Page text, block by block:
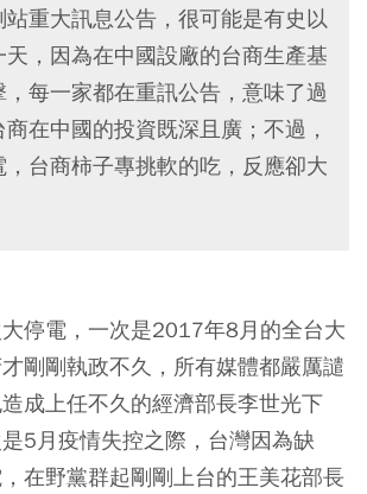
重大訊息公告，很可能是有史以
天，因為在中國設廠的台商生產基
每一家都在重訊公告，意味了過
在中國的投資既深且廣；不過，
，台商柿子專挑軟的吃，反應卻大
停電，一次是2017年8月的全台大
剛剛執政不久，所有媒體都嚴厲譴
成上任不久的經濟部長李世光下
5月疫情失控之際，台灣因為缺
在野黨群起剛剛上台的王美花部長